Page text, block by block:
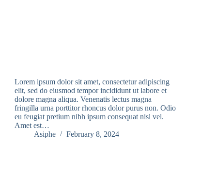
Lorem ipsum dolor sit amet, consectetur adipiscing
elit, sed do eiusmod tempor incididunt ut labore et
dolore magna aliqua. Venenatis lectus magna
fringilla urna porttitor rhoncus dolor purus non. Odio
eu feugiat pretium nibh ipsum consequat nisl vel.
Amet est…
Asiphe
February 8, 2024